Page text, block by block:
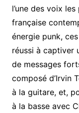
l’une des voix
française
énergie punk,
réussi à captiver
de messages
composé d’Irvin
à la guitare, et,
à la basse avec